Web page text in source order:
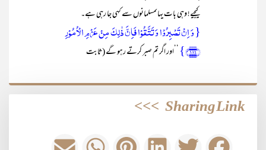
کیجیے! وہی بات یہاںمسلمانوں سے کہی جا رہی ہے۔
{ وَ اِنۡ تَصۡبِرُوۡا وَ تَتَّقُوۡا فَاِنَّ ذٰلِکَ مِنۡ عَزۡمِ الۡاُمُوۡرِ
﴿۱۸۶﴾}
’’اور اگر تم صبر کرتے رہو گے (ثابت
Sharing Link
>>>